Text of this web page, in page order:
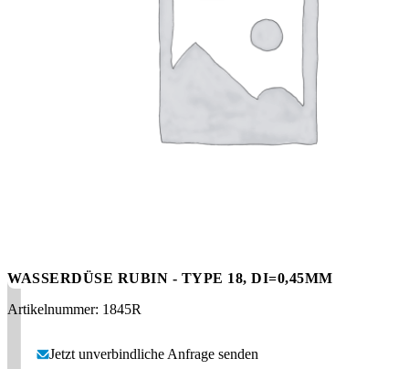
WASSERDÜSE RUBIN - TYPE 18, DI=0,45MM
Artikelnummer: 1845R
Jetzt unverbindliche Anfrage senden